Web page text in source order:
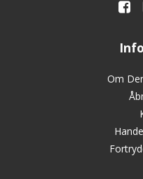
Om